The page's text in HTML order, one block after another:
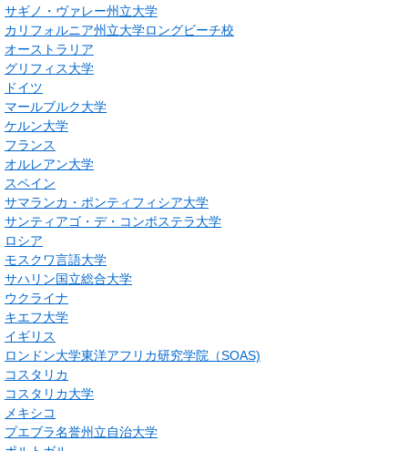
サギノ・ヴァレー州立大学
カリフォルニア州立大学ロングビーチ校
オーストラリア
グリフィス大学
ドイツ
マールブルク大学
ケルン大学
フランス
オルレアン大学
スペイン
サマランカ・ポンティフィシア大学
サンティアゴ・デ・コンポステラ大学
ロシア
モスクワ言語大学
サハリン国立総合大学
ウクライナ
キエフ大学
イギリス
ロンドン大学東洋アフリカ研究学院（SOAS)
コスタリカ
コスタリカ大学
メキシコ
プエブラ名誉州立自治大学